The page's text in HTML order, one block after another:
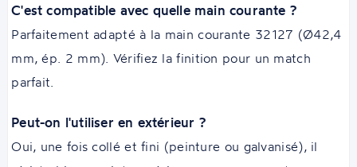
C'est compatible avec quelle main courante ?
Parfaitement adapté à la main courante 32127 (Ø42,4
mm, ép. 2 mm). Vérifiez la finition pour un match
parfait.
Peut-on l'utiliser en extérieur ?
Oui, une fois collé et fini (peinture ou galvanisé), il